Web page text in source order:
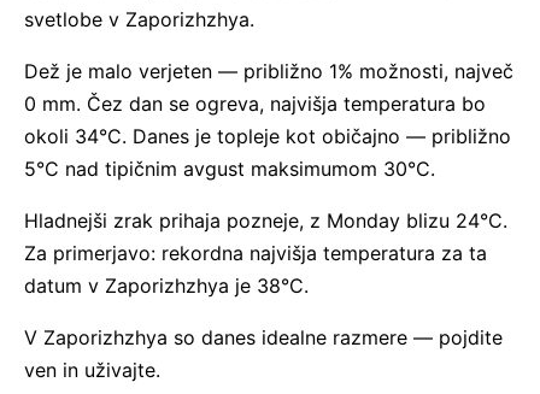
svetlobe v Zaporizhzhya.
Dež je malo verjeten — približno 1% možnosti, največ
0 mm. Čez dan se ogreva, najvišja temperatura bo
okoli 34°C. Danes je topleje kot običajno — približno
5°C nad tipičnim avgust maksimumom 30°C.
Hladnejši zrak prihaja pozneje, z Monday blizu 24°C.
Za primerjavo: rekordna najvišja temperatura za ta
datum v Zaporizhzhya je 38°C.
V Zaporizhzhya so danes idealne razmere — pojdite
ven in uživajte.